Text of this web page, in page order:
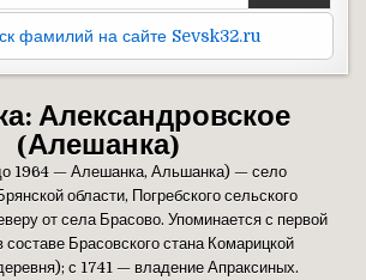
фамилий на сайте Sevsk32.ru
Александровское
(Алешанка)
1964 — Алешанка, Альшанка) — село
области, Погребского сельского
от села Брасово. Упоминается с первой
Брасовского стана Комарицкой
с 1741 — владение Апраксиных.